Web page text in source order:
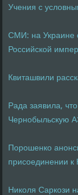
Учения с
СМИ: на Украине
Российской
Квиташвили
Рада заявила,
Чернобыльскую
Порошенко
присоединении
Николя Саркози